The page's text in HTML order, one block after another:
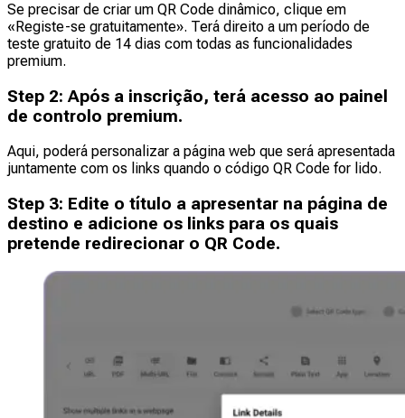
Se precisar de criar um QR Code dinâmico, clique em
«Registe-se gratuitamente». Terá direito a um período de
teste gratuito de 14 dias com todas as funcionalidades
premium.
Step 2: Após a inscrição, terá acesso ao painel
de controlo premium.
Aqui, poderá personalizar a página web que será apresentada
juntamente com os links quando o código QR Code for lido.
Step 3: Edite o título a apresentar na página de
destino e adicione os links para os quais
pretende redirecionar o QR Code.